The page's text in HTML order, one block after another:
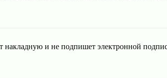
и не подпишет электронной